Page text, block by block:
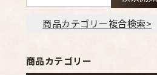
商品カテゴリー複合検索>
商品カテゴリー